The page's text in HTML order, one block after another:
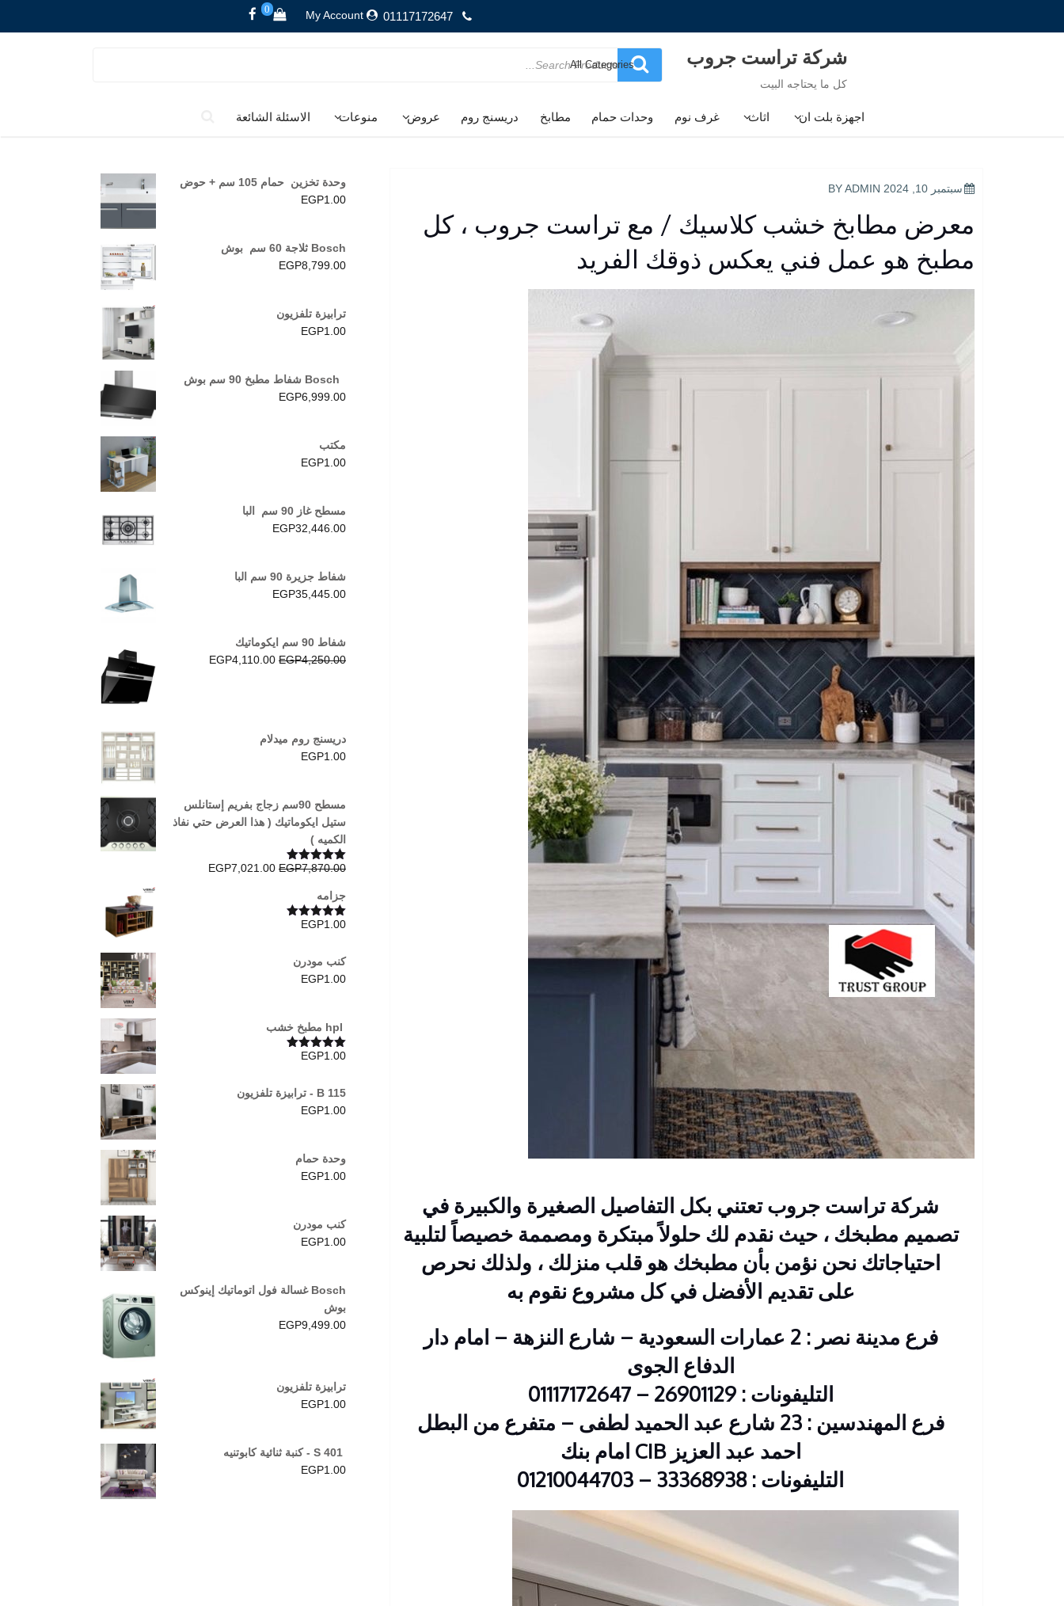
01117172647
My Account
0
شركة تراست جروب
كل ما يحتاجه البيت
Search
for
اجهزة بلت ان اثاث غرف نوم وحدات حمام مطابخ دريسنج روم عروض منوعات الاسئلة الشائعة
POSTED
سبتمبر 10, 2024 ADMIN
معرض مطابخ خشب كلاسيك / مع تراست جروب ، كل
مطبخ هو عمل فني يعكس ذوقك الفريد
شركة تراست جروب تعتني بكل التفاصيل الصغيرة والكبيرة في
تصميم مطبخك ، حيث نقدم لك حلولاً مبتكرة ومصممة خصيصاً لتلبية
احتياجاتك نحن نؤمن بأن مطبخك هو قلب منزلك ، ولذلك نحرص
على تقديم الأفضل في كل مشروع نقوم به
فرع مدينة نصر : 2 عمارات السعودية – شارع النزهة – امام دار
الدفاع الجوى
التليفونات : 26901129 – 01117172647
فرع المهندسين : 23 شارع عبد الحميد لطفى – متفرع من البطل
احمد عبد العزيز CIB امام بنك
التليفونات : 33368938 – 01210044703
وحدة تخزين حمام 105 سم + حوض
EGP1.00
Bosch ثلاجة 60 سم بوش
EGP8,799.00
ترابيزة تلفزيون
EGP1.00
EGP6,999.00
مكتب
EGP1.00
مسطح غاز 90 سم البا
EGP32,446.00
شفاط جزيرة 90 سم البا
EGP35,445.00
شفاط 90 سم ايكوماتيك
EGP4,250.00
السعر
EGP4,110.00
دريسنج روم ميدلام
EGP1.00
مسطح 90سم زجاج بفريم إستانلس
ستيل ايكوماتيك ( هذا العرض حتي نفاذ
الكميه )
تم التقييمEGP7,870.00
السعر
EGP7,021.00
EGP7,021.00.
جزامه
تم التقييم
EGP1.00
كنب مودرن
EGP1.00
تم التقييم
EGP1.00
B 115 - ترابيزة تلفزيون
EGP1.00
وحدة حمام
EGP1.00
كنب مودرن
EGP1.00
Bosch غسالة فول اتوماتيك إينوكس
بوش
EGP9,499.00
ترابيزة تلفزيون
EGP1.00
EGP1.00